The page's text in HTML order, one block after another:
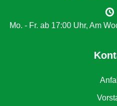
Mo. - Fr. ab 17:00 Uhr, Am